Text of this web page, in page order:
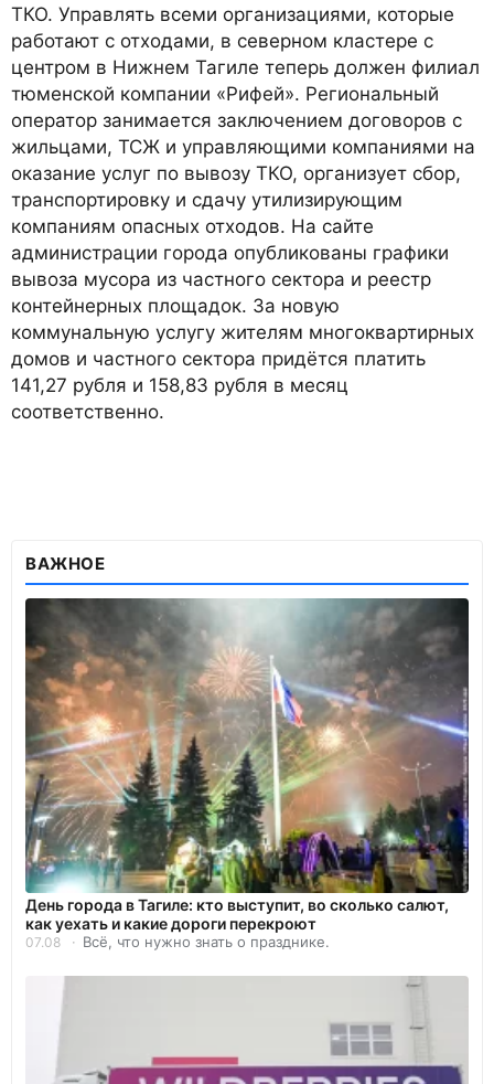
ТКО. Управлять всеми организациями, которые
работают с отходами, в северном кластере с
центром в Нижнем Тагиле теперь должен филиал
тюменской компании «Рифей». Региональный
оператор занимается заключением договоров с
жильцами, ТСЖ и управляющими компаниями на
оказание услуг по вывозу ТКО, организует сбор,
транспортировку и сдачу утилизирующим
компаниям опасных отходов. На сайте
администрации города опубликованы графики
вывоза мусора из частного сектора и реестр
контейнерных площадок. За новую
коммунальную услугу жителям многоквартирных
домов и частного сектора придётся платить
141,27 рубля и 158,83 рубля в месяц
соответственно.
ВАЖНОЕ
День города в Тагиле: кто выступит, во сколько салют,
как уехать и какие дороги перекроют
07.08 Всё, что нужно знать о празднике.